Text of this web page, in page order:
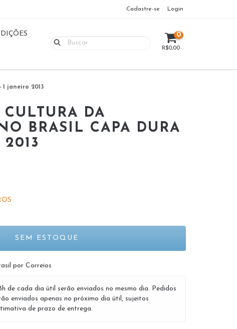
Cadastre-se Login
0
R$0,00
janeiro 2013
DA
BRASIL CAPA DURA
por Correios
de cada dia útil serão enviados no mesmo dia. Pedidos
enviados apenas no próximo dia útil, sujeitos
de prazo de entrega.